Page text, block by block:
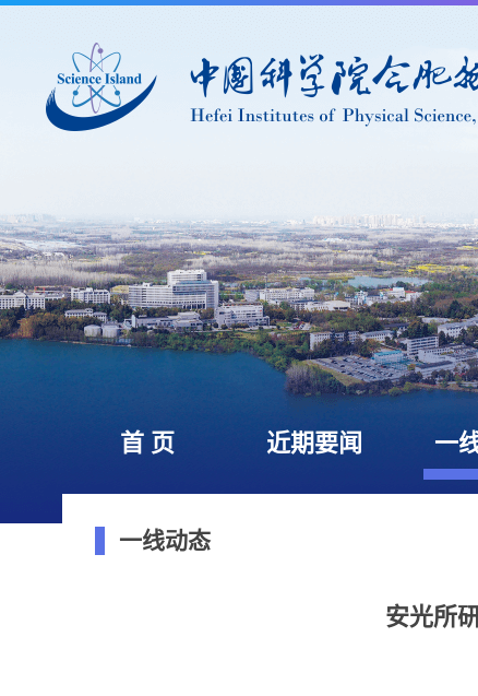
首 页 近期要闻 一
一线动态
安光所